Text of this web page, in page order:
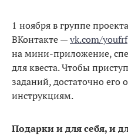
1 ноября в группе проекта
ВКонтакте —vk.com/youfrf
на мини-приложение,
для квеста. Чтобы
заданий, достаточно его
инструкциям.
Подарки и для себя, и